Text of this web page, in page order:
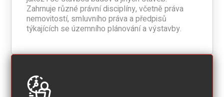
Zahrnuje různé právní disciplíny, včetně práva
nemovitostí, smluvního práva a předpisů
týkajících se územního plánování a výstavby.